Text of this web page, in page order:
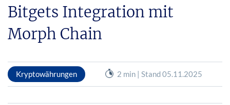
Bitgets Integration mit
Morph Chain
Kryptowährungen 2 min | Stand 05.11.2025